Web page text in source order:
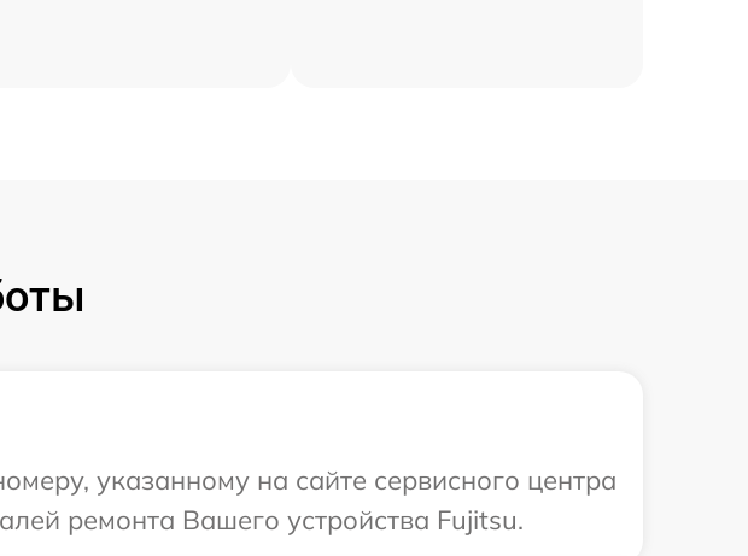
указанному на сайте сервисного центра
ремонта Вашего устройства Fujitsu.